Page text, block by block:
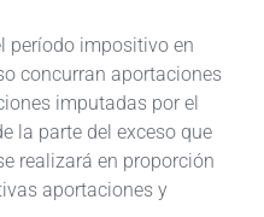
período impositivo en
concurran aportaciones
imputadas por el
la parte del exceso que
realizará en proporción
aportaciones y